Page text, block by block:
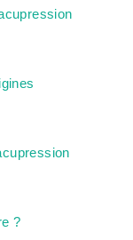
?